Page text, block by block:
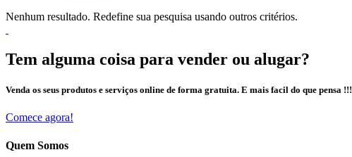
Nenhum resultado. Redefine sua pesquisa usando outros critérios.
Tem alguma coisa para vender ou alugar?
Venda os seus produtos e serviços online de forma gratuita. E mais facil do que pensa !!!
Comece agora!
Quem Somos